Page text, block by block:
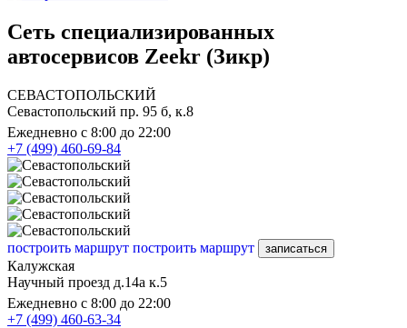
Сеть специализированных
автосервисов Zeekr (Зикр)
СЕВАСТОПОЛЬСКИЙ
Севастопольский пр. 95 б, к.8
Ежедневно с 8:00 до 22:00
+7 (499) 460-69-84
построить маршрут построить маршрут записаться
Калужская
Научный проезд д.14а к.5
Ежедневно с 8:00 до 22:00
+7 (499) 460-63-34